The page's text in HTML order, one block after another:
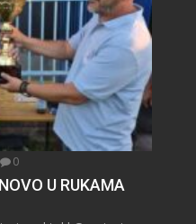
0
U RUKAMA